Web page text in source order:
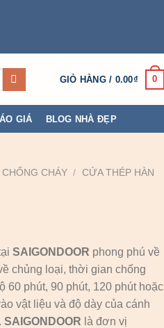
GIỎ HÀNG / 0.00₫ 0
GIÁ BLOG NHÀ ĐẸP
CHÁY / CỬA THÉP HÀN
SAIGONDOOR phong phú về
chủng loại, thời gian chống
60 phút, 90 phút, 120 phút hoặc
vật liệu và độ dày của cánh
SAIGONDOOR là đơn vị